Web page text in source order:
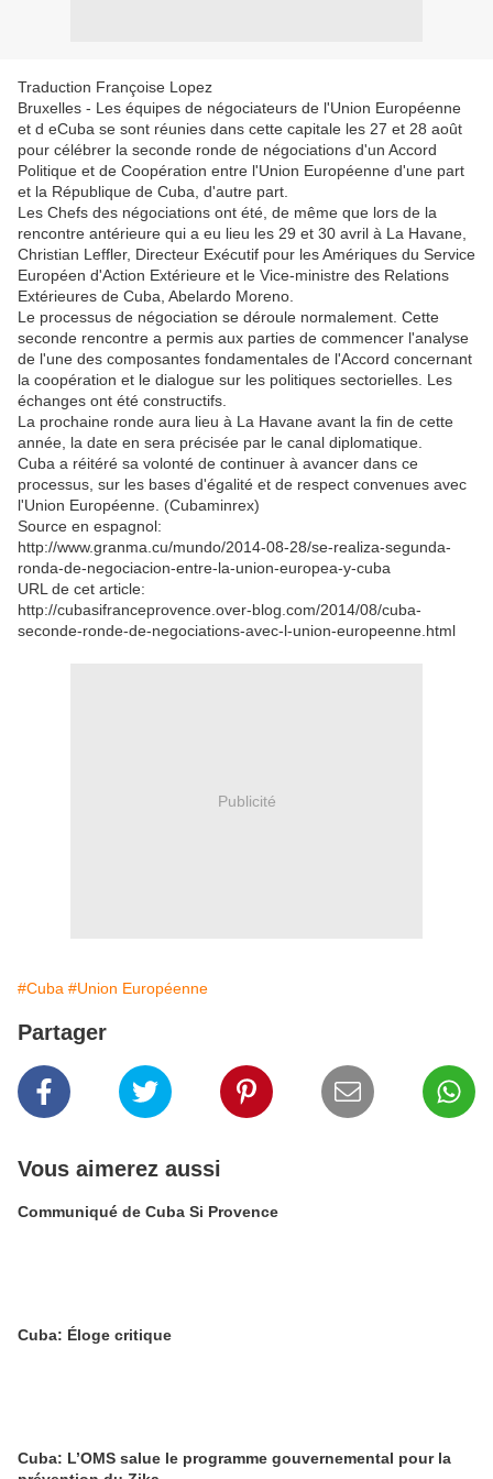
Traduction Françoise Lopez
Bruxelles - Les équipes de négociateurs de l'Union Européenne
et d eCuba se sont réunies dans cette capitale les 27 et 28 août
pour célébrer la seconde ronde de négociations d'un Accord
Politique et de Coopération entre l'Union Européenne d'une part
et la République de Cuba, d'autre part.
Les Chefs des négociations ont été, de même que lors de la
rencontre antérieure qui a eu lieu les 29 et 30 avril à La Havane,
Christian Leffler, Directeur Exécutif pour les Amériques du Service
Européen d'Action Extérieure et le Vice-ministre des Relations
Extérieures de Cuba, Abelardo Moreno.
Le processus de négociation se déroule normalement. Cette
seconde rencontre a permis aux parties de commencer l'analyse
de l'une des composantes fondamentales de l'Accord concernant
la coopération et le dialogue sur les politiques sectorielles. Les
échanges ont été constructifs.
La prochaine ronde aura lieu à La Havane avant la fin de cette
année, la date en sera précisée par le canal diplomatique.
Cuba a réitéré sa volonté de continuer à avancer dans ce
processus, sur les bases d'égalité et de respect convenues avec
l'Union Européenne. (Cubaminrex)
Source en espagnol:
http://www.granma.cu/mundo/2014-08-28/se-realiza-segunda-
ronda-de-negociacion-entre-la-union-europea-y-cuba
URL de cet article:
http://cubasifranceprovence.over-blog.com/2014/08/cuba-
seconde-ronde-de-negociations-avec-l-union-europeenne.html
Publicité
#Cuba #Union Européenne
Partager
Vous aimerez aussi
Communiqué de Cuba Si Provence
Cuba: Éloge critique
Cuba: L’OMS salue le programme gouvernemental pour la